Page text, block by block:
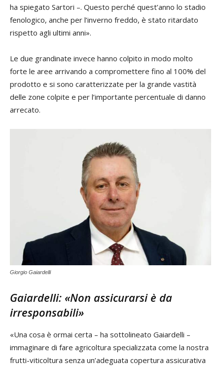
ha spiegato Sartori –. Questo perché quest’anno lo stadio
fenologico, anche per l’inverno freddo, è stato ritardato
rispetto agli ultimi anni».
Le due grandinate invece hanno colpito in modo molto
forte le aree arrivando a compromettere fino al 100% del
prodotto e si sono caratterizzate per la grande vastità
delle zone colpite e per l’importante percentuale di danno
arrecato.
Giorgio Gaiardelli
Gaiardelli: «Non assicurarsi è da
irresponsabili»
«Una cosa è ormai certa – ha sottolineato Gaiardelli –
immaginare di fare agricoltura specializzata come la nostra
frutti-viticoltura senza un’adeguata copertura assicurativa